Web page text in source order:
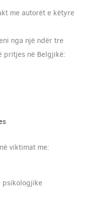
me autorët e këtyre
nga një ndër tre
pritjes në Belgjikë:
viktimat me:
psikologjike